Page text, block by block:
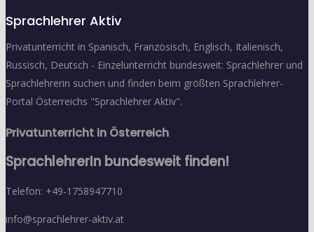
Sprachlehrer Aktiv
Privatunterricht in Spanisch, Französisch, Englisch, Italienisch,
Russisch, Deutsch - Einzelunterricht bundesweit: Sprachlehrer und
Sprachlehrerin suchen und finden beim größten Sprachlehrer-
Portal Österreichs "Sprachlehrer Aktiv".
Privatunterricht in Österreich
SprachlehrerIn bundesweit finden!
Telefon: +49-1758947710
info@sprachlehrer-aktiv.at